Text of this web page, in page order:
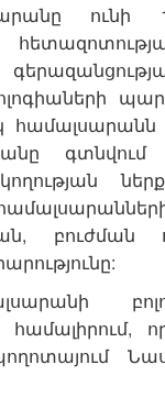
ունի
համալսարանն
գտնվում
բուժման